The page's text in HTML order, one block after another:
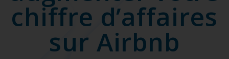
chiffre d’affaires
sur Airbnb